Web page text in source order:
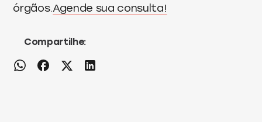
órgãos.Agende sua consulta!
Compartilhe: